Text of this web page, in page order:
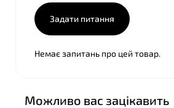
Задати питання
Немає запитань про цей товар.
Можливо вас зацікавить